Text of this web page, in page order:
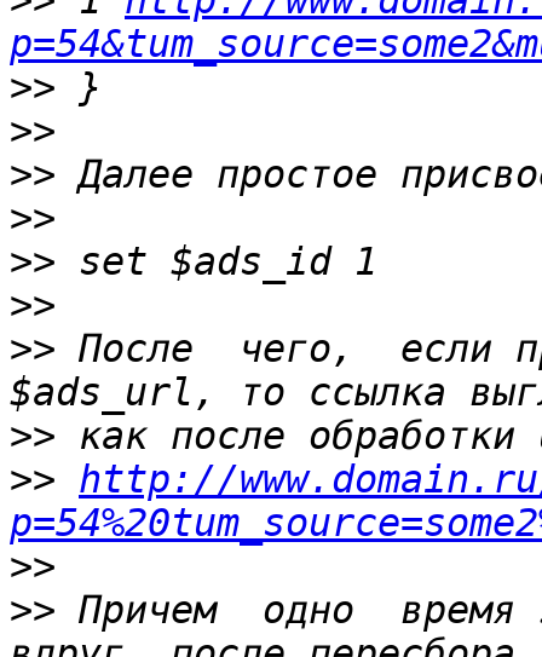
>>
>>
>>
>>
>>
>>
>> После  чего,  если
>>
>> http://
>>
>> Причем  одно  время